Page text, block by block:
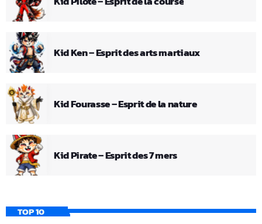
Kid Ken – Esprit des arts martiaux
Kid Fourasse – Esprit de la nature
Kid Pirate – Esprit des 7 mers
TOP 10